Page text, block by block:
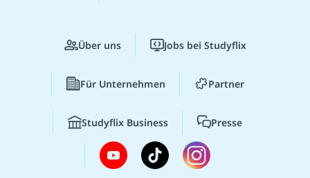
Über uns Jobs bei Studyflix
Für Unternehmen Partner
Studyflix Business Presse